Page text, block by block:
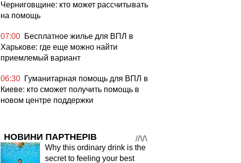
Черниговщине: кто может рассчитывать
на помощь
07:00 Бесплатное жилье для ВПЛ в
Харькове: где еще можно найти
приемлемый вариант
06:30 Гуманитарная помощь для ВПЛ в
Киеве: кто сможет получить помощь в
новом центре поддержки
НОВИНИ ПАРТНЕРІВ
Why this ordinary drink is the
secret to feeling your best